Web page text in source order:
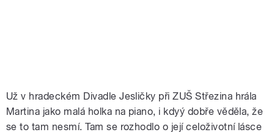
Už v hradeckém Divadle Jesličky při ZUŠ Střezina hrála
Martina jako malá holka na piano, i kdyý dobře věděla, že
se to tam nesmí. Tam se rozhodlo o její celoživotní lásce